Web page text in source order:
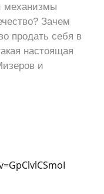
механизмы
Зачем
продать себя в
настоящая
и